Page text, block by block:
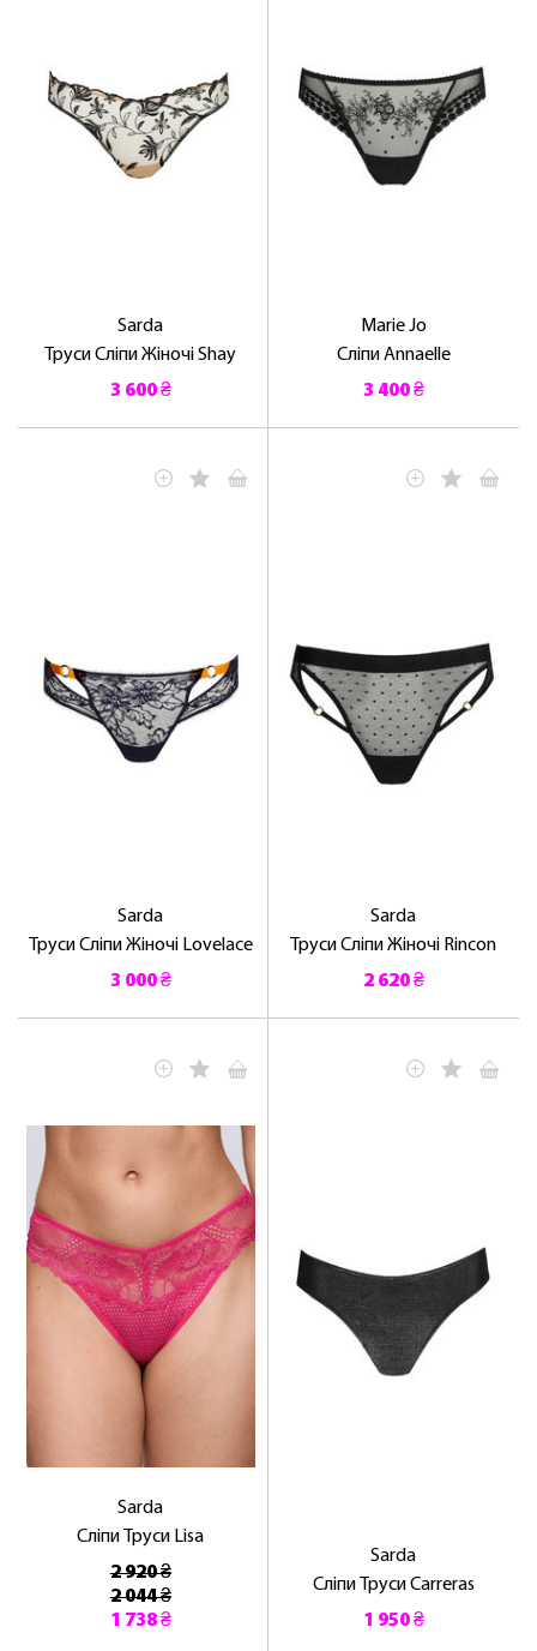
Sarda
Труси Сліпи Жіночі Shay
3 600 ₴
Marie Jo
Сліпи Annaelle
3 400 ₴
Sarda
Труси Сліпи Жіночі Lovelace
3 000 ₴
Sarda
Труси Сліпи Жіночі Rincon
2 620 ₴
Sarda
Сліпи Труси Lisa
2 920 ₴
2 044 ₴
1 738 ₴
Sarda
Сліпи Труси Carreras
1 950 ₴